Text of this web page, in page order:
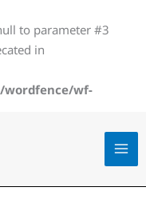
to parameter #3
in
wf-